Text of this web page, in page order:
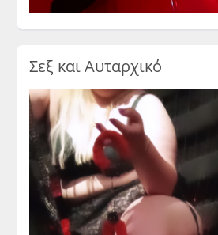
Σεξ και Αυταρχικό